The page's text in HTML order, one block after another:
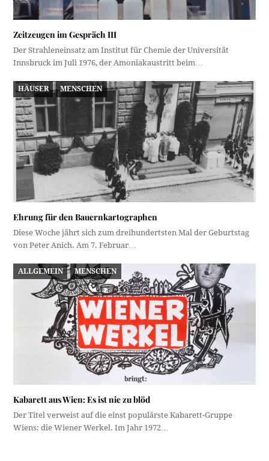
Zeitzeugen im Gespräch III
Der Strahleneinsatz am Institut für Chemie der Universität
Innsbruck im Juli 1976, der Amoniakaustritt beim…
HÄUSER MENSCHEN
Ehrung für den Bauernkartographen
Diese Woche jährt sich zum dreihundertsten Mal der Geburtstag
von Peter Anich. Am 7. Februar…
ALLGEMEIN MENSCHEN
Kabarett aus Wien: Es ist nie zu blöd
Der Titel verweist auf die einst populärste Kabarett-Gruppe
Wiens: die Wiener Werkel. Im Jahr 1972…